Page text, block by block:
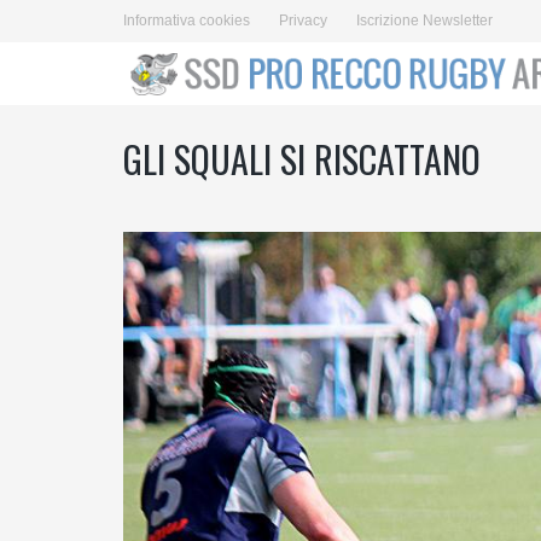
Informativa cookies Privacy Iscrizione Newsletter
GLI SQUALI SI RISCATTANO